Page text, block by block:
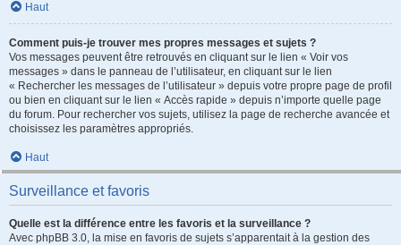
Haut
Comment puis-je trouver mes propres messages et sujets ?
Vos messages peuvent être retrouvés en cliquant sur le lien « Voir vos
messages » dans le panneau de l’utilisateur, en cliquant sur le lien
« Rechercher les messages de l’utilisateur » depuis votre propre page de profil
ou bien en cliquant sur le lien « Accès rapide » depuis n’importe quelle page
du forum. Pour rechercher vos sujets, utilisez la page de recherche avancée et
choisissez les paramètres appropriés.
Haut
Surveillance et favoris
Quelle est la différence entre les favoris et la surveillance ?
Avec phpBB 3.0, la mise en favoris de sujets s’apparentait à la gestion des